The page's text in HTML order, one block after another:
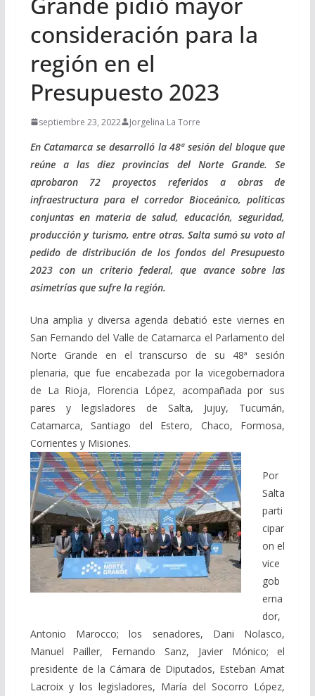
consideración para la
región en el
Presupuesto 2023
septiembre 23, 2022 Jorgelina La Torre
En Catamarca se desarrolló la 48ª sesión del bloque que
reúne a las diez provincias del Norte Grande. Se
aprobaron 72 proyectos referidos a obras de
infraestructura para el corredor Bioceánico, políticas
conjuntas en materia de salud, educación, seguridad,
producción y turismo, entre otras. Salta sumó su voto al
pedido de distribución de los fondos del Presupuesto
2023 con un criterio federal, que avance sobre las
asimetrías que sufre la región.
Una amplia y diversa agenda debatió este viernes en
San Fernando del Valle de Catamarca el Parlamento del
Norte Grande en el transcurso de su 48ª sesión
plenaria, que fue encabezada por la vicegobernadora
de La Rioja, Florencia López, acompañada por sus
pares y legisladores de Salta, Jujuy, Tucumán,
Catamarca, Santiago del Estero, Chaco, Formosa,
Corrientes y Misiones.
Por
Salta
parti
cipar
on el
vice
gob
erna
dor,
Antonio Marocco; los senadores, Dani Nolasco,
Manuel Pailler, Fernando Sanz, Javier Mónico; el
presidente de la Cámara de Diputados, Esteban Amat
Lacroix y los legisladores, María del Socorro López,